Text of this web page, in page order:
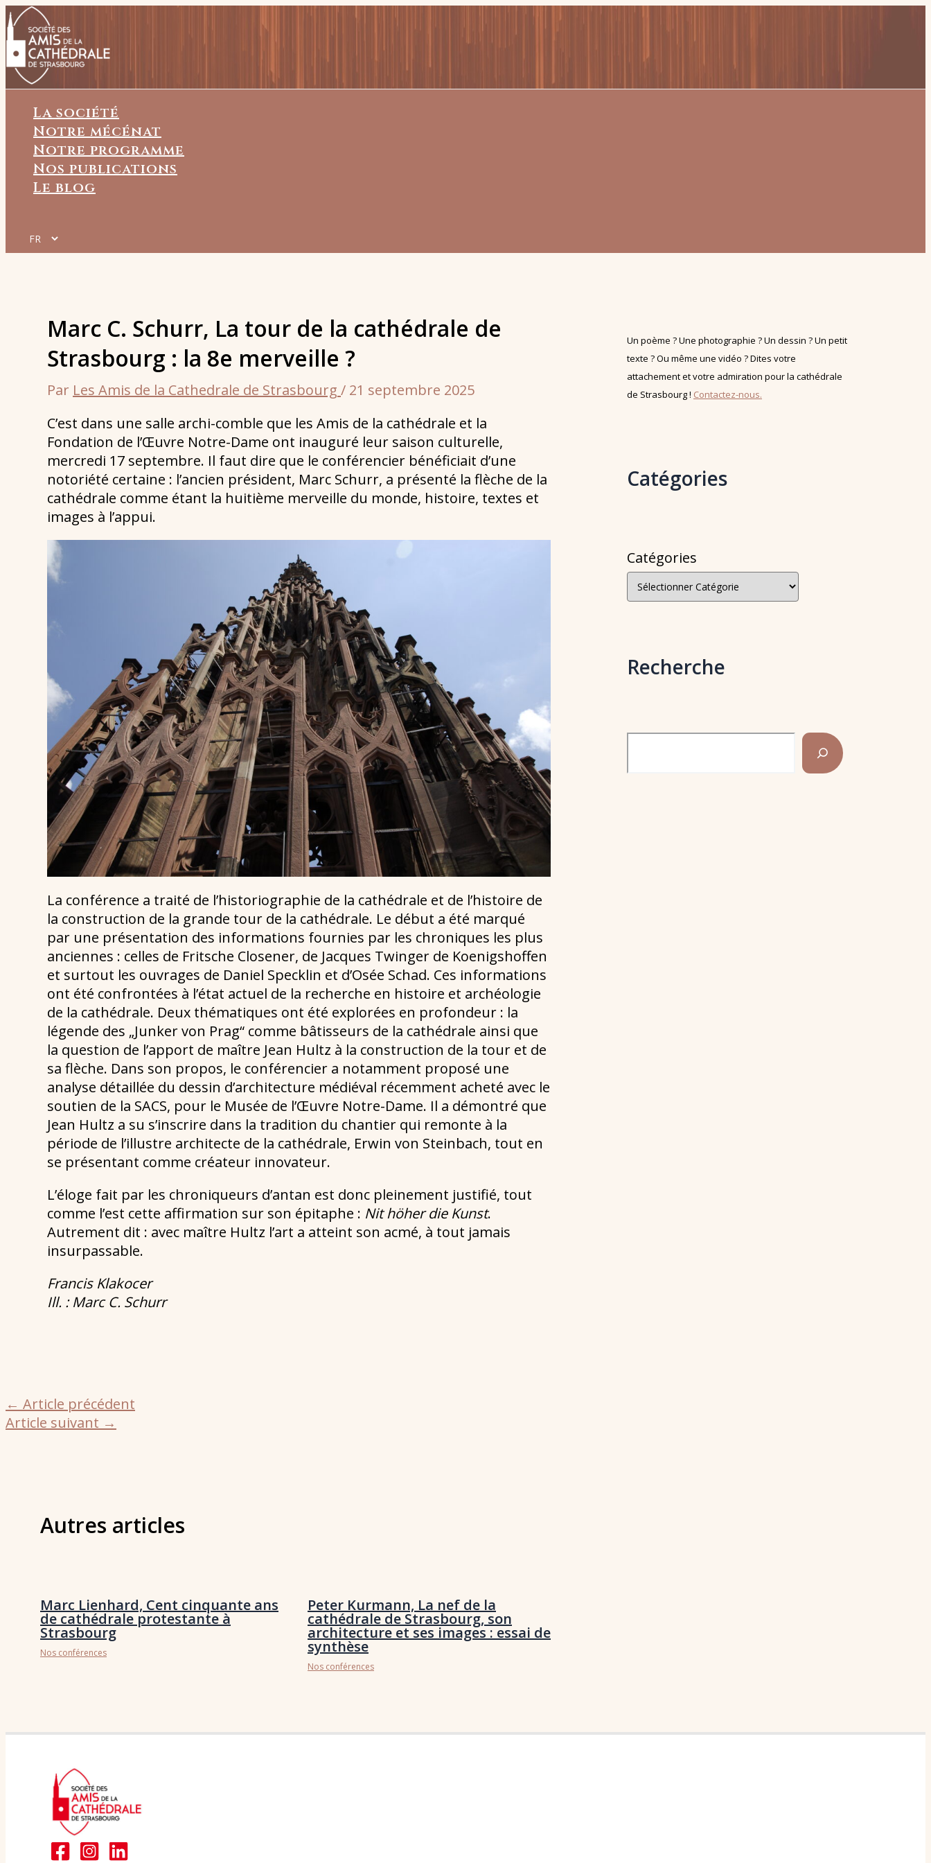
Aller
au
contenu
La société
Notre mécénat
Notre programme
Nos publications
Le blog
Choisir
une
Marc C. Schurr, La tour de la cathédrale de
Strasbourg : la 8e merveille ?
Par Les Amis de la Cathedrale de Strasbourg / 21 septembre 2025
C’est dans une salle archi-comble que les Amis de la cathédrale et la
Fondation de l’Œuvre Notre-Dame ont inauguré leur saison culturelle,
mercredi 17 septembre. Il faut dire que le conférencier bénéficiait d’une
notoriété certaine : l’ancien président, Marc Schurr, a présenté la flèche de la
cathédrale comme étant la huitième merveille du monde, histoire, textes et
images à l’appui.
La conférence a traité de l’historiographie de la cathédrale et de l’histoire de
la construction de la grande tour de la cathédrale. Le début a été marqué
par une présentation des informations fournies par les chroniques les plus
anciennes : celles de Fritsche Closener, de Jacques Twinger de Koenigshoffen
et surtout les ouvrages de Daniel Specklin et d’Osée Schad. Ces informations
ont été confrontées à l’état actuel de la recherche en histoire et archéologie
de la cathédrale. Deux thématiques ont été explorées en profondeur : la
légende des „Junker von Prag“ comme bâtisseurs de la cathédrale ainsi que
la question de l’apport de maître Jean Hultz à la construction de la tour et de
sa flèche. Dans son propos, le conférencier a notamment proposé une
analyse détaillée du dessin d’architecture médiéval récemment acheté avec le
soutien de la SACS, pour le Musée de l’Œuvre Notre-Dame. Il a démontré que
Jean Hultz a su s’inscrire dans la tradition du chantier qui remonte à la
période de l’illustre architecte de la cathédrale, Erwin von Steinbach, tout en
se présentant comme créateur innovateur.
L’éloge fait par les chroniqueurs d’antan est donc pleinement justifié, tout
comme l’est cette affirmation sur son épitaphe : Nit höher die Kunst.
Autrement dit : avec maître Hultz l’art a atteint son acmé, à tout jamais
insurpassable.
Francis Klakocer
Ill. : Marc C. Schurr
← Article précédent
Article suivant →
Autres articles
Marc Lienhard, Cent cinquante ans
de cathédrale protestante à
Strasbourg
Nos conférences
Peter Kurmann, La nef de la
cathédrale de Strasbourg, son
architecture et ses images : essai de
synthèse
Nos conférences
Un poème ? Une photographie ? Un dessin ? Un petit
texte ? Ou même une vidéo ? Dites votre
attachement et votre admiration pour la cathédrale
de Strasbourg ! Contactez-nous.
Catégories
Catégories
Recherche